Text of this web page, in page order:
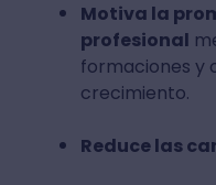
Motiva la
profesional
formaciones y
crecimiento.
Reduce las